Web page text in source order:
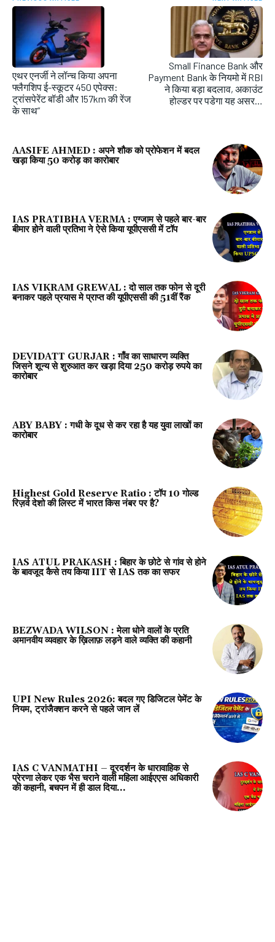
एथर एनर्जी ने लॉन्च किया अपना
फ्लैगशिप ई-स्कूटर 450 एपेक्स:
ट्रांसपेरेंट बॉडी और 157km की रेंज
के साथ”
Small Finance Bank और
Payment Bank के नियमो में RBI
ने किया बड़ा बदलाव, अकाउंट
होल्डर पर पडेगा यह असर…
AASIFE AHMED : अपने शौक को प्रोफेशन में बदल
खड़ा किया 50 करोड़ का कारोबार
IAS PRATIBHA VERMA : एग्जाम से पहले बार-बार
बीमार होने वाली प्रतिभा ने ऐसे किया यूपीएससी में टॉप
IAS VIKRAM GREWAL : दो साल तक फोन से दूरी
बनाकर पहले प्रयास मे प्राप्त की यूपीएससी की 51वीं रैंक
DEVIDATT GURJAR : गाँव का साधारण व्यक्ति
जिसने शून्य से शुरुआत कर खड़ा दिया 250 करोड़ रुपये का
कारोबार
ABY BABY : गधी के दूध से कर रहा है यह युवा लाखों का
कारोबार
Highest Gold Reserve Ratio : टॉप 10 गोल्ड
रिज़र्व देशो की लिस्ट में भारत किस नंबर पर है?
IAS ATUL PRAKASH : बिहार के छोटे से गांव से होने
के बावजूद कैसे तय किया IIT से IAS तक का सफर
BEZWADA WILSON : मेला धोने वालों के प्रति
अमानवीय व्यवहार के ख़िलाफ़ लड़ने वाले व्यक्ति की कहानी
UPI New Rules 2026: बदल गए डिजिटल पेमेंट के
नियम, ट्रांजैक्शन करने से पहले जान लें
IAS C VANMATHI – दूरदर्शन के धारावाहिक से
प्रेरणा लेकर एक भैस चराने वाली महिला आईएएस अधिकारी
की कहानी, बचपन में ही डाल दिया...